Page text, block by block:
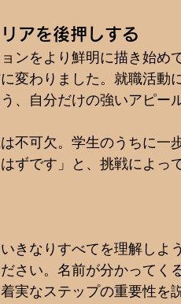
アを後押しする
ンをより鮮明に描き始め
変わりました。就職活動
、自分だけの強いアピー
不可欠。学生のうちに一
ずです」と、挑戦によっ
きなりすべてを理解しよ
さい。名前が分かってく
実なステップの重要性を説